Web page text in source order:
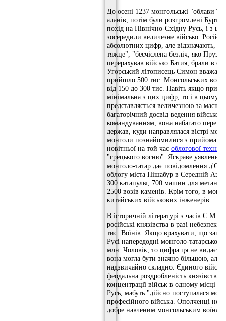
До осені 1237 монгольські "облави"
аланів, потім були розгромлені
похід на Північно-Східну Русь, і з
зосередили величезне військо.
абсолютних цифр, але відзначають,
тяжце", "бесчіслена безліч, яко
перерахував військо Батия, брали в
Угорський літописець Симон
прийшло 500 тис. Монгольських
від 150 до 300 тис. Навіть якщо
мінімальна з цих цифр, то і в цьому
представляється величезною за
багаторічний досвід ведення
командуванням, вона набагато
держав, куди направлялася вістрі
монголи познайомилися з прийомами
новітньої на той час облогової
"грецького вогню". Яскраве уявлення
монголо-татар дає повідомлення
облогу міста Нішабур в Середній
300 катапульт, 700 машин для
2500 возів каменів. Крім того, в
китайських військових інженерів.
В історичній літературі з часів С.М.
російські князівства в разі
тис. Воїнів. Якщо врахувати, що
Русі напередодні монголо-
млн. Чоловік, то цифра ця не
вона могла бути значно більшою, але
надзвичайно складно. Єдиного
феодальна роздробленість князівств
концентрації військ в одному місці
Русь, мабуть "дійсно поступалася
професійного війська. Ополченці не
добре навченим монгольським воїнам.